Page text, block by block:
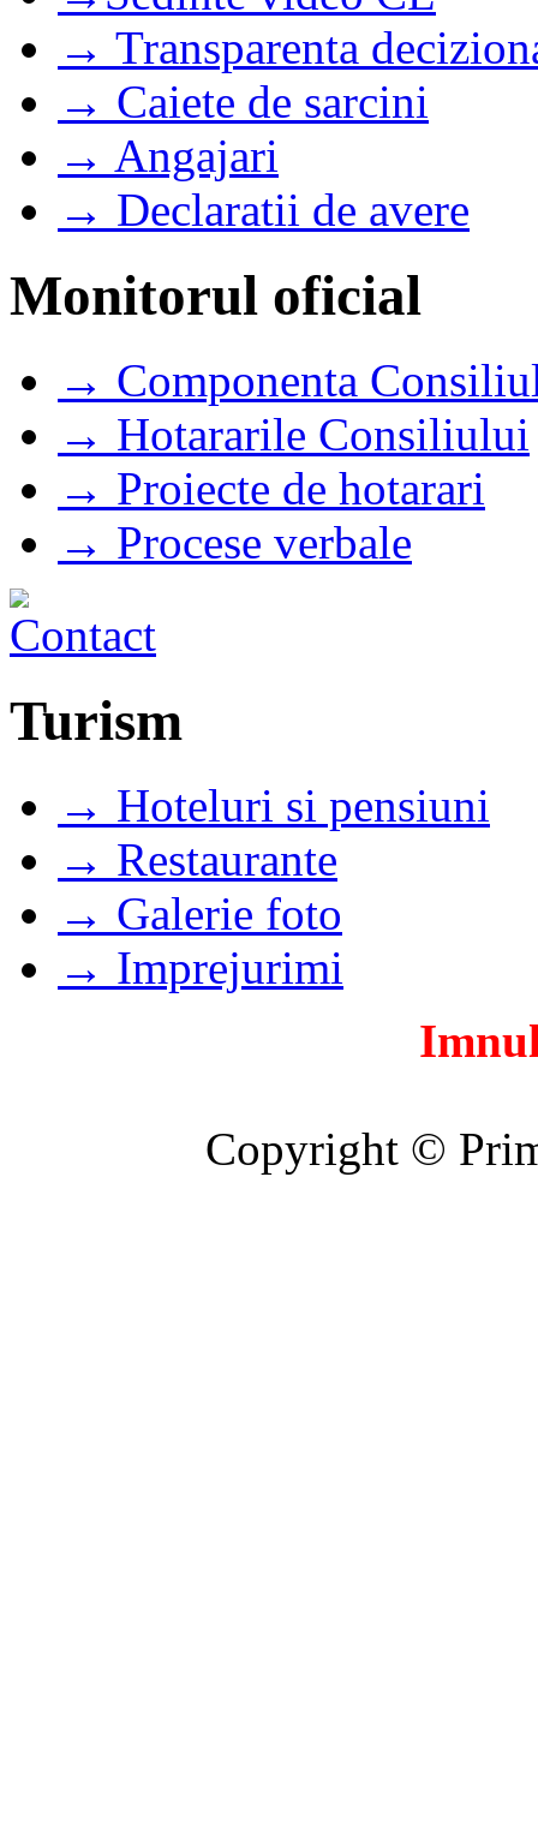
→ Transparenta
→ Caiete de sarcini
→ Angajari
→ Declaratii de avere
Monitorul oficial
→ Componenta
→ Hotararile Consiliului
→ Proiecte de hotarari
→ Procese verbale
Turism
→ Hoteluri si pensiuni
→ Restaurante
→ Galerie foto
→ Imprejurimi
Copyright ©